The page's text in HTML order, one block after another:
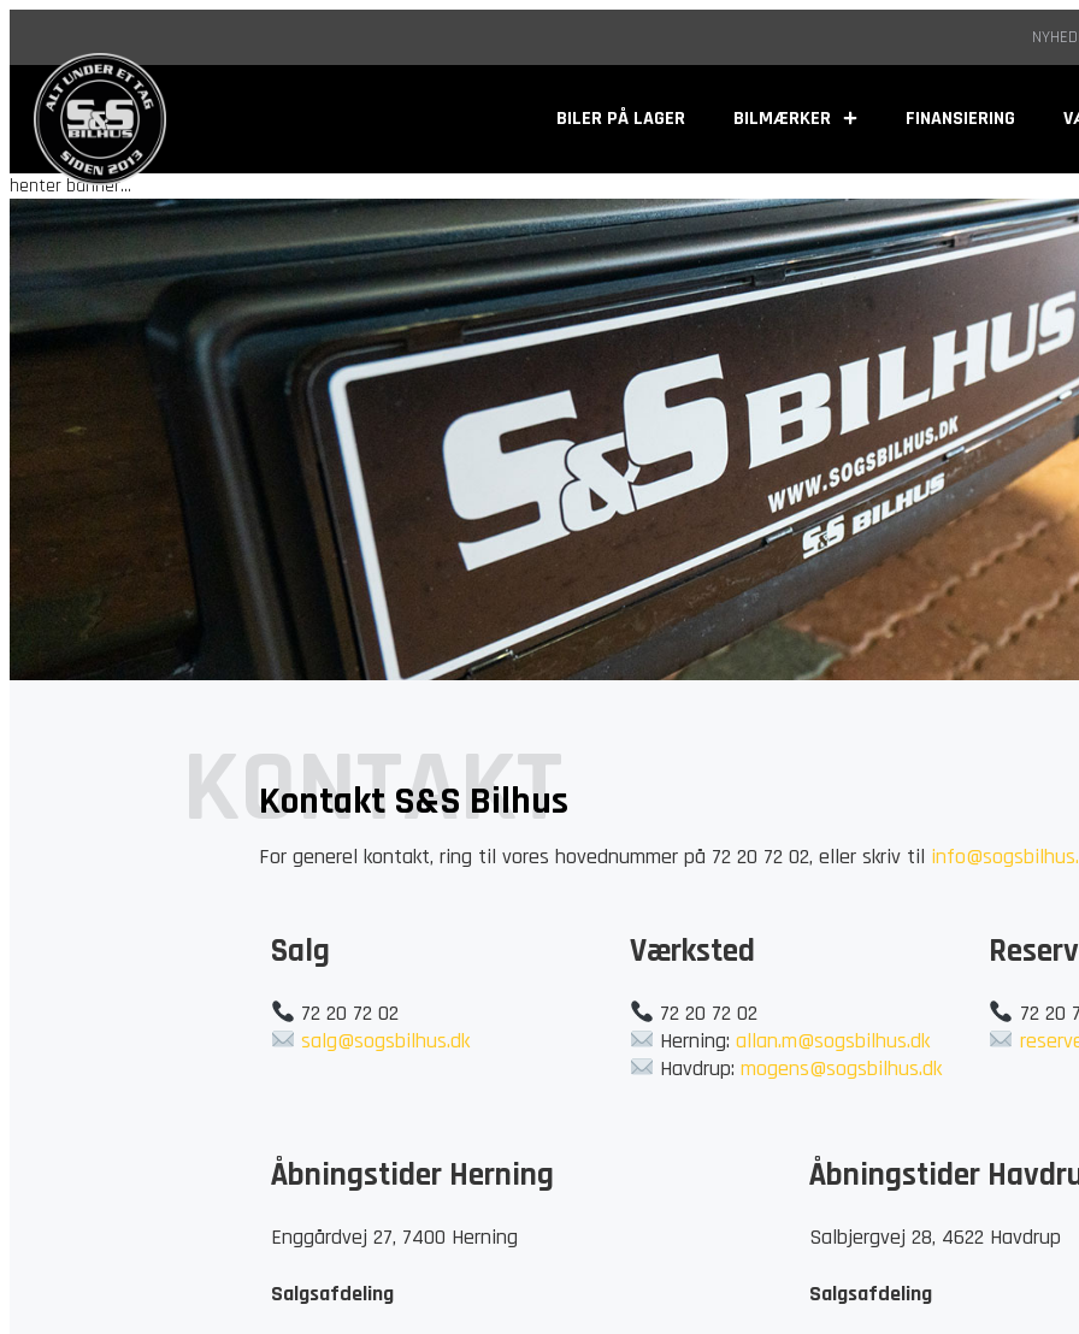
BILER PÅ LAGER BILMÆRKER FINANSIERING
henter banner...
KONTAKT
Kontakt S&S Bilhus
For generel kontakt, ring til vores hovednummer på 72 20 72 02, eller skriv til
Salg
72 20 72 02
salg@sogsbilhus.dk
Værksted
72 20 72 02
Herning:allan.m@sogsbilhus.dk
Havdrup:mogens@sogsbilhus.dk
72 20
Åbningstider Herning
Enggårdvej 27, 7400 Herning
Salgsafdeling
Åbningstider
Salbjergvej 28, 4622 Havdrup
Salgsafdeling